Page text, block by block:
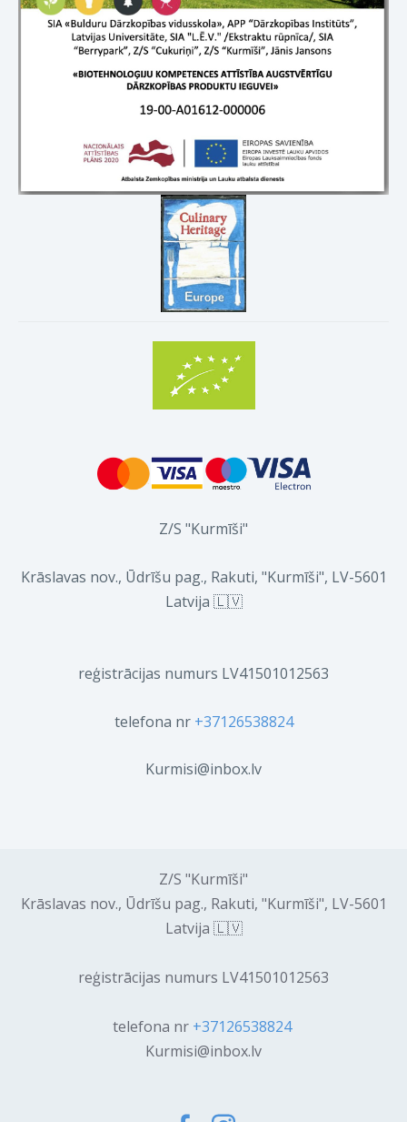
Z/S "Kurmīši"
Krāslavas nov., Ūdrīšu pag., Rakuti, "Kurmīši", LV-5601
Latvija 🇱🇻
reģistrācijas numurs LV41501012563
telefona nr +37126538824
Kurmisi@inbox.lv
Z/S "Kurmīši"
Krāslavas nov., Ūdrīšu pag., Rakuti, "Kurmīši", LV-5601
Latvija 🇱🇻
reģistrācijas numurs LV41501012563
telefona nr +37126538824
Kurmisi@inbox.lv